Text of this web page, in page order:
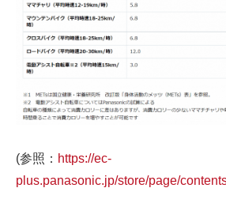
(参照： https://ec-
plus.panasonic.jp/store/page/